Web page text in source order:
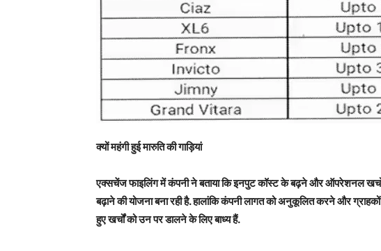
क्यों महंगी हुई मारुति की गाड़ियां
एक्सचेंज फाइलिंग में कंपनी ने बताया कि इनपुट कॉस्ट के बढ़ने और ऑपरेशनल
बढ़ाने की योजना बना रही है. हालांकि कंपनी लागत को अनुकूलित करने और
हुए खर्चों को उन पर डालने के लिए बाध्य हैं.